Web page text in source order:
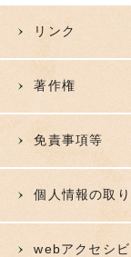
リンク
著作権
免責事項等
個人情報の取
webアクセシビ